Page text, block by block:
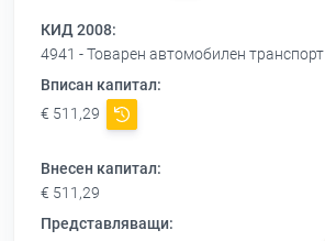
КИД 2008:
4941 - Товарен автомобилен транспорт
Вписан капитал:
€ 511,29
Внесен капитал:
€ 511,29
Представляващи: